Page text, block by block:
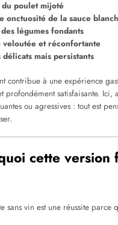
poulet mijoté
onctuosité de la sauce
légumes fondants
veloutée et réconfortante
délicats mais persistants
contribue à une expérience
profondément satisfaisante. Ici,
ou agressives : tout est
cette version
sans vin est une réussite parce